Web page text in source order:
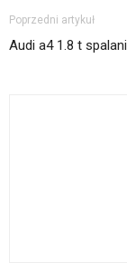
Poprzedni artykuł
Audi a4 1.8 t